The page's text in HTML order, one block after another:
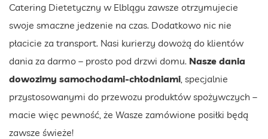
Catering Dietetyczny w Elblągu zawsze otrzymujecie
swoje smaczne jedzenie na czas. Dodatkowo nic nie
płacicie za transport. Nasi kurierzy dowożą do klientów
dania za darmo – prosto pod drzwi domu. Nasze dania
dowozimy samochodami-chłodniami , specjalnie
przystosowanymi do przewozu produktów spożywczych –
macie więc pewność, że Wasze zamówione posiłki będą
zawsze świeże!